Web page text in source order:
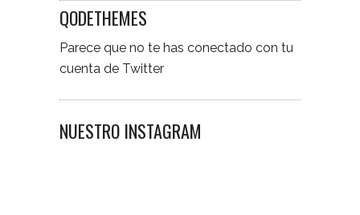
QODETHEMES
Parece que no te has conectado con tu
cuenta de Twitter
NUESTRO INSTAGRAM